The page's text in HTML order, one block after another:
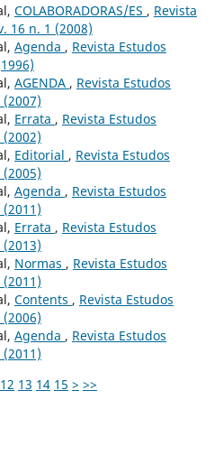
COLABORADORAS/ES , Revista
16 n. 1 (2008)
Agenda , Revista Estudos
AGENDA , Revista Estudos
Errata , Revista Estudos
Editorial , Revista Estudos
Agenda , Revista Estudos
Errata , Revista Estudos
Normas , Revista Estudos
Contents , Revista Estudos
Agenda , Revista Estudos
12 13 14 15 > >>